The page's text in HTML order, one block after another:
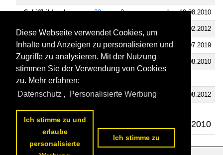
Schiffbilder.de 32 0 1 10.08.2010
Staedte-fotos.de 509 11.02.2012
Fahrzeugbilder.de 1069 8 85 23.07.2019
Tier-fotos.eu 127 0 02.08.2010
Bahnvideos.eu 134 1 16.08.2012
Busvideos.eu
06.08.2010
Diese Webseite verwendet Cookies, um
Inhalte und Anzeigen zu personalisieren und
Zugriffe zu analysieren. Mit der Nutzung
stimmen Sie der Verwendung von Cookies
zu. Mehr erfahren:
Datenschutz , Personalisierte Werbung
Ich stimme zu und
erlaube
personalisierte
Ich stimme zu